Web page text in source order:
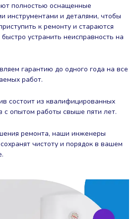
полностью оснащенные
инструментами и деталями, чтобы
к ремонту и стараются
устранить неисправность на
гарантию до одного года на все
работ.
состоит из квалифицированных
с опытом работы свыше пяти лет.
ремонта, наши инженеры
чистоту и порядок в вашем